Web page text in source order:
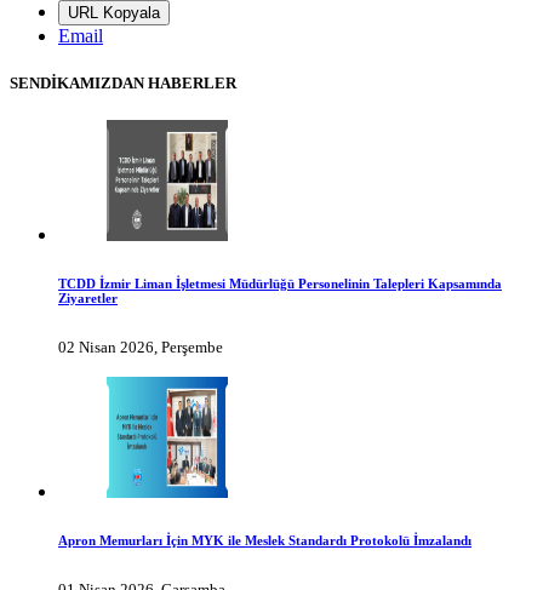
URL Kopyala
Email
SENDİKAMIZDAN HABERLER
TCDD İzmir Liman İşletmesi Müdürlüğü Personelinin Talepleri Kapsamında
Ziyaretler
02 Nisan 2026, Perşembe
Apron Memurları İçin MYK ile Meslek Standardı Protokolü İmzalandı